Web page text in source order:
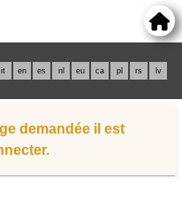
it en es nl eu ca pl rs lv
demandée il est